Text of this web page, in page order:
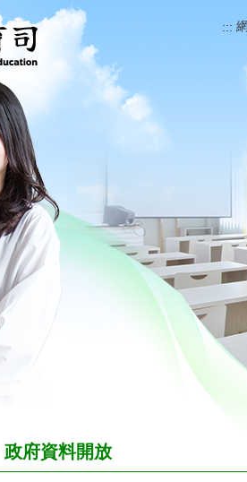
:::
政府資料開放